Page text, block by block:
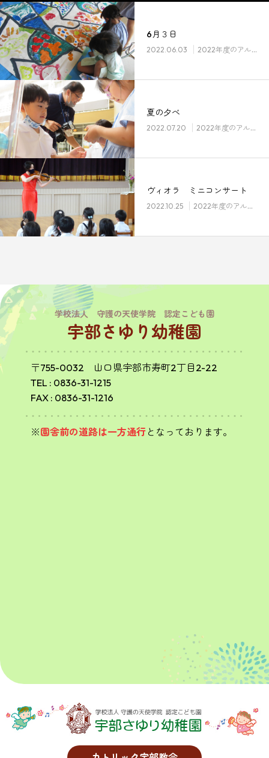
6月３日
2022.06.03 2022年度のアルバム
夏の夕べ
2022.07.20 2022年度のアルバム
ヴィオラ ミニコンサート
2022.10.25 2022年度のアルバム
学校法人 守護の天使学院 認定こども園
宇部さゆり幼稚園
〒755-0032 山口県宇部市寿町2丁目2-22
TEL : 0836-31-1215
FAX : 0836-31-1216
※園舎前の道路は一方通行となっております。